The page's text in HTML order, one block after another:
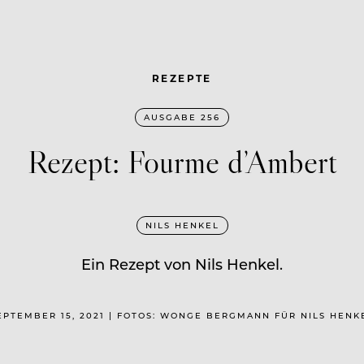
REZEPTE
AUSGABE 256
Rezept: Fourme d’Ambert
NILS HENKEL
Ein Rezept von Nils Henkel.
15, 2021 | FOTOS: WONGE BERGMANN FÜR NILS